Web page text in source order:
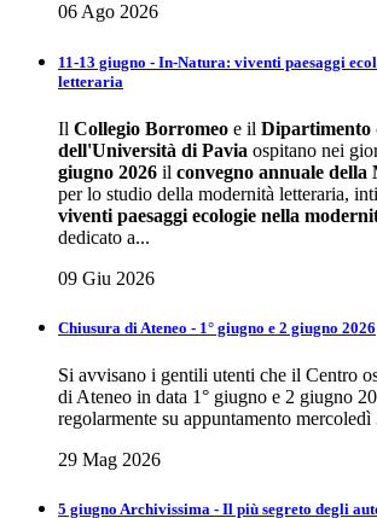
06 Ago 2026
11-13 giugno - In-Natura: viventi paesaggi
letteraria
Il Collegio Borromeo e il Dipartimento
dell'Università di Pavia ospitano nei
giugno 2026 il convegno annuale della
per lo studio della modernità letteraria,
viventi paesaggi ecologie nella
dedicato a...
09 Giu 2026
Chiusura di Ateneo - 1° giugno e 2 giugno 2026
Si avvisano i gentili utenti che il Centro
di Ateneo in data 1° giugno e 2 giugno
regolarmente su appuntamento
29 Mag 2026
5 giugno Archivissima - Il più segreto degli